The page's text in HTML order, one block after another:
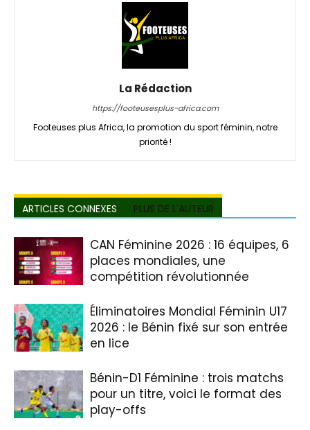
La Rédaction
https://footeusesplus-africa.com
Footeuses plus Africa, la promotion du sport féminin, notre
priorité !
ARTICLES CONNEXES PLUS DE L'AUTEUR
CAN Féminine 2026 : 16 équipes, 6
places mondiales, une
compétition révolutionnée
Éliminatoires Mondial Féminin U17
2026 : le Bénin fixé sur son entrée
en lice
Bénin-D1 Féminine : trois matchs
pour un titre, voici le format des
play-offs